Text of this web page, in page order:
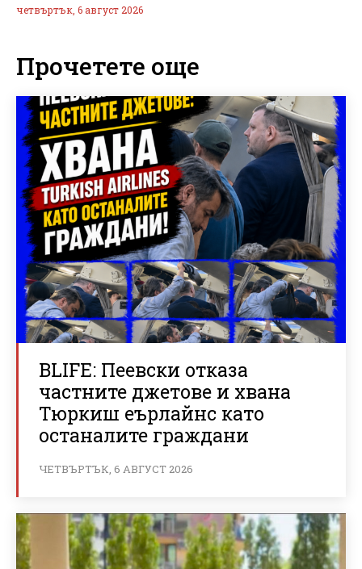
четвъртък, 6 август 2026
Прочетете още
BLIFE: Пеевски отказа
частните джетове и хвана
Тюркиш еърлайнс като
останалите граждани
ЧЕТВЪРТЪК, 6 АВГУСТ 2026